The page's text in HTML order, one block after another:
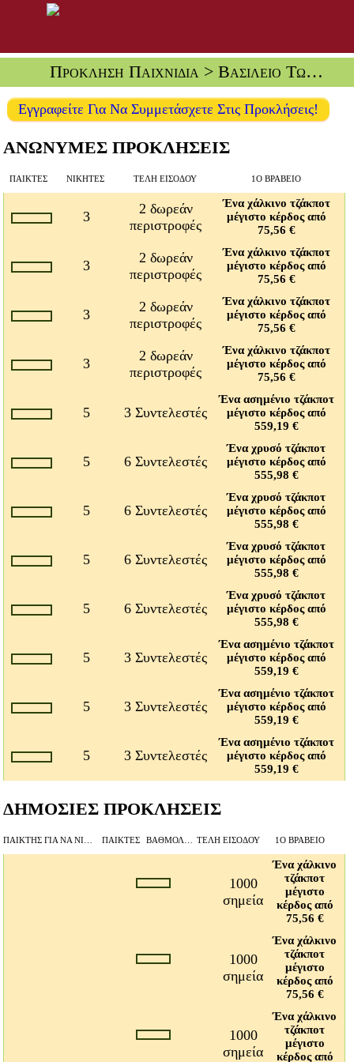
Πρόκληση Παιχνίδια> Βασίλειο Των Νεκρών
Εγγραφείτε Για Να Συμμετάσχετε Στις Προκλήσεις!
ΑΝΩΝΥΜΕΣ ΠΡΟΚΛΗΣΕΙΣ
ΠΑΊΚΤΕΣ ΝΙΚΗΤΈΣ ΤΈΛΗ ΕΙΣΌΔΟΥ 1Ο ΒΡΑΒΕΊΟ
3
2 δωρεάν
περιστροφές
Ένα χάλκινο τζάκποτ
μέγιστο κέρδος από
75,56 €
3
2 δωρεάν
περιστροφές
Ένα χάλκινο τζάκποτ
μέγιστο κέρδος από
75,56 €
3
2 δωρεάν
περιστροφές
Ένα χάλκινο τζάκποτ
μέγιστο κέρδος από
75,56 €
3
2 δωρεάν
περιστροφές
Ένα χάλκινο τζάκποτ
μέγιστο κέρδος από
75,56 €
5 3 Συντελεστές
Ένα ασημένιο τζάκποτ
μέγιστο κέρδος από
559,19 €
5 6 Συντελεστές
Ένα χρυσό τζάκποτ
μέγιστο κέρδος από
555,98 €
5 6 Συντελεστές
Ένα χρυσό τζάκποτ
μέγιστο κέρδος από
555,98 €
5 6 Συντελεστές
Ένα χρυσό τζάκποτ
μέγιστο κέρδος από
555,98 €
5 6 Συντελεστές
Ένα χρυσό τζάκποτ
μέγιστο κέρδος από
555,98 €
5 3 Συντελεστές
Ένα ασημένιο τζάκποτ
μέγιστο κέρδος από
559,19 €
5 3 Συντελεστές
Ένα ασημένιο τζάκποτ
μέγιστο κέρδος από
559,19 €
5 3 Συντελεστές
Ένα ασημένιο τζάκποτ
μέγιστο κέρδος από
559,19 €
ΔΗΜΟΣΙΕΣ ΠΡΟΚΛΗΣΕΙΣ
ΠΑΊΚΤΕΣ ΤΈΛΗ ΕΙΣΌΔΟΥ 1Ο ΒΡΑΒΕΊΟ
1000
σημεία
Ένα χάλκινο
τζάκποτ
μέγιστο
κέρδος από
75,56 €
1000
σημεία
Ένα χάλκινο
τζάκποτ
μέγιστο
κέρδος από
75,56 €
1000
σημεία
Ένα χάλκινο
τζάκποτ
μέγιστο
κέρδος από